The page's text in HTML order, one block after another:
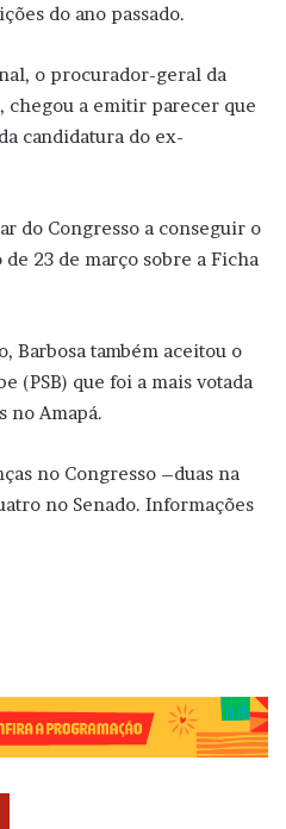
do ano passado.
o procurador-geral da
chegou a emitir parecer que
candidatura do ex-
do Congresso a conseguir o
23 de março sobre a Ficha
Barbosa também aceitou o
(PSB) que foi a mais votada
no Amapá.
no Congresso –duas na
no Senado. Informações